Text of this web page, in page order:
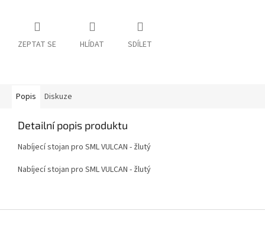
ZEPTAT SE HLÍDAT SDÍLET
Popis Diskuze
Detailní popis produktu
Nabíjecí stojan pro SML VULCAN - žlutý
Nabíjecí stojan pro SML VULCAN - žlutý